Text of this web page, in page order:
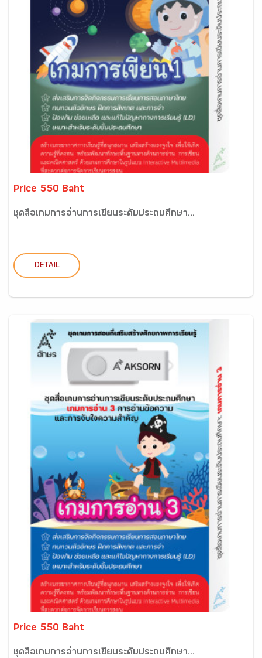
Price 550 Baht
ชุดสื่อเกมการอ่านการเขียนระดับประถมศึกษา...
DETAIL
Price 550 Baht
ชุดสื่อเกมการอ่านการเขียนระดับประถมศึกษา...